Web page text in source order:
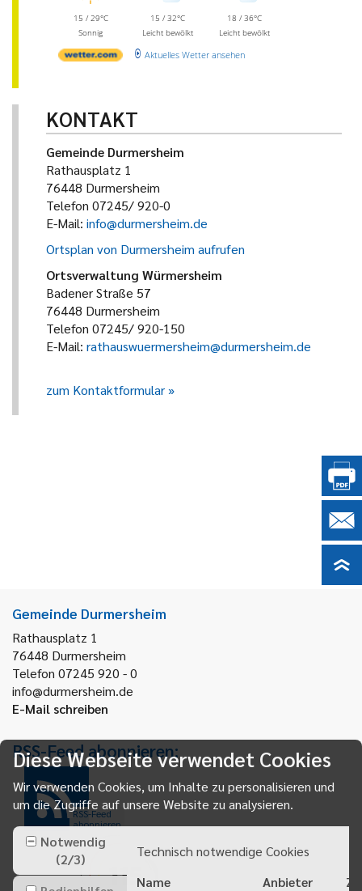
15 / 29°C
Sonnig
15 / 32°C
Leicht bewölkt
18 / 36°C
Leicht bewölkt
Aktuelles Wetter ansehen
KONTAKT
Gemeinde Durmersheim
Rathausplatz 1
76448 Durmersheim
Telefon 07245/ 920-0
E-Mail: info@durmersheim.de
Ortsplan von Durmersheim aufrufen
Ortsverwaltung Würmersheim
Badener Straße 57
76448 Durmersheim
Telefon 07245/ 920-150
E-Mail: rathauswuermersheim@durmersheim.de
zum Kontaktformular
Gemeinde Durmersheim
Rathausplatz 1
76448 Durmersheim
Telefon 07245 920 - 0
info@durmersheim.de
E-Mail schreiben
RSS-Feed abonnieren:
RSS-Feed
abonnieren
Diese Webseite verwendet Cookies
Wir verwenden Cookies, um Inhalte zu personalisieren und
um die Zugriffe auf unsere Website zu analysieren.
Notwendig
(2/3)
Technisch notwendige Cookies
Name
Anbieter